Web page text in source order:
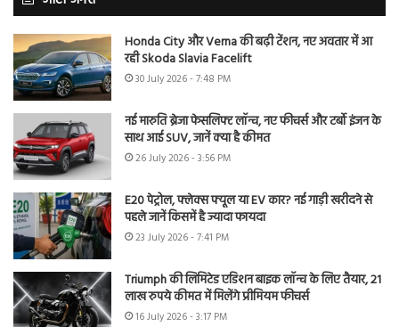
Honda City और Verna की बढ़ी टेंशन, नए अवतार में आ
रही Skoda Slavia Facelift
30 July 2026 - 7:48 PM
नई मारुति ब्रेजा फेसलिफ्ट लॉन्च, नए फीचर्स और टर्बो इंजन के
साथ आई SUV, जानें क्या है कीमत
26 July 2026 - 3:56 PM
E20 पेट्रोल, फ्लेक्स फ्यूल या EV कार? नई गाड़ी खरीदने से
पहले जानें किसमें है ज्यादा फायदा
23 July 2026 - 7:41 PM
Triumph की लिमिटेड एडिशन बाइक लॉन्च के लिए तैयार, 21
लाख रुपये कीमत में मिलेंगे प्रीमियम फीचर्स
16 July 2026 - 3:17 PM